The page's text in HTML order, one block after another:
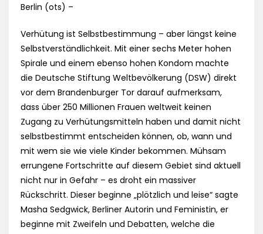
Berlin (ots) –
Verhütung ist Selbstbestimmung – aber längst keine
Selbstverständlichkeit. Mit einer sechs Meter hohen
Spirale und einem ebenso hohen Kondom machte
die Deutsche Stiftung Weltbevölkerung (DSW) direkt
vor dem Brandenburger Tor darauf aufmerksam,
dass über 250 Millionen Frauen weltweit keinen
Zugang zu Verhütungsmitteln haben und damit nicht
selbstbestimmt entscheiden können, ob, wann und
mit wem sie wie viele Kinder bekommen. Mühsam
errungene Fortschritte auf diesem Gebiet sind aktuell
nicht nur in Gefahr – es droht ein massiver
Rückschritt. Dieser beginne „plötzlich und leise“ sagte
Masha Sedgwick, Berliner Autorin und Feministin, er
beginne mit Zweifeln und Debatten, welche die